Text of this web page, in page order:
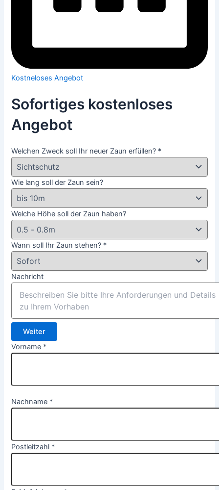
Kostneloses Angebot
Sofortiges kostenloses
Angebot
Welchen Zweck soll Ihr neuer Zaun erfüllen? *
Wie lang soll der Zaun sein?
Welche Höhe soll der Zaun haben?
Wann soll Ihr Zaun stehen? *
Nachricht
Weiter
Vorname *
Nachname *
Postleitzahl *